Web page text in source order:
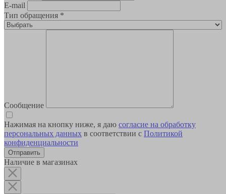
E-mail
Тип обращения *
Сообщение
Нажимая на кнопку ниже, я даю согласие на обработку
персональных данных в соответствии с Политикой
конфиденциальности
Наличие в магазинах